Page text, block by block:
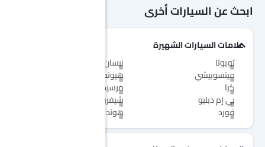
ابحث عن السيارات أخرى
علامات السيارات الشهيرة
تويوتا
نيسان
ميتسوبيشي
هيونداي
كيا
مرسيدس-بنز
بي إم دبليو
شيفروليه
فورد
هوندا